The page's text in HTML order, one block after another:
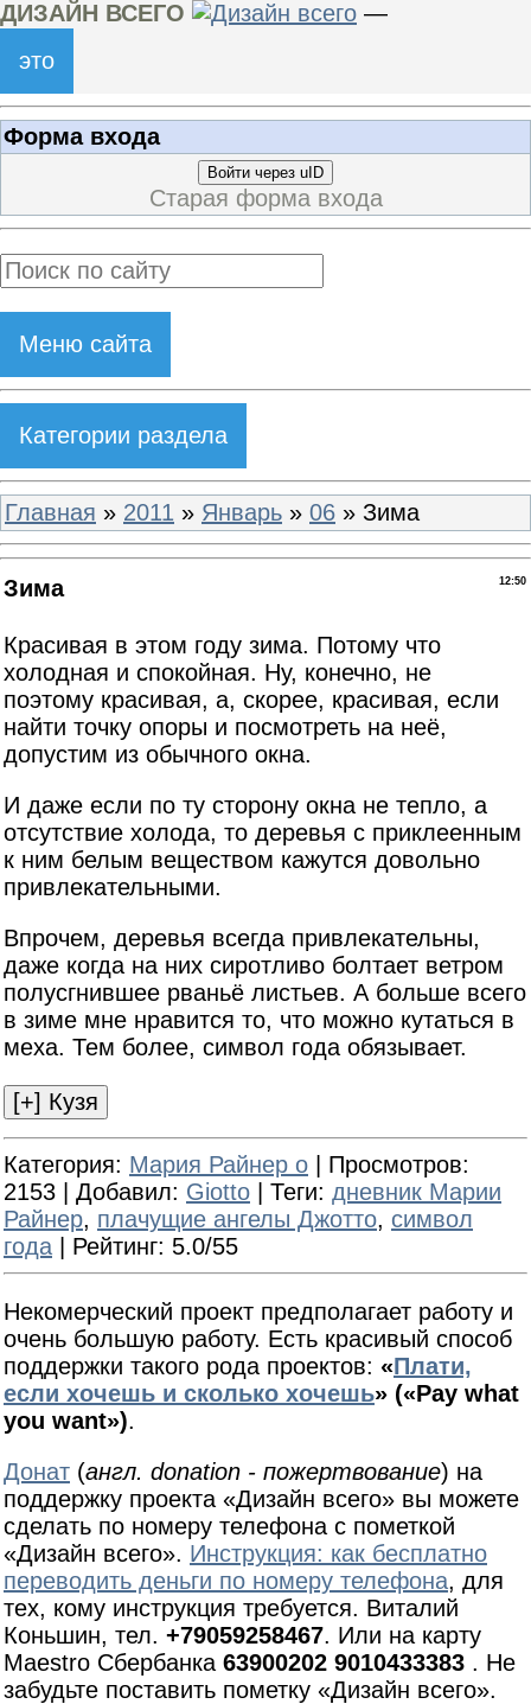
ДИЗАЙН ВСЕГО
—
это
Форма входа
Войти через uID
Старая форма входа
Меню сайта
Категории раздела
Главная » 2011 » Январь » 06 » Зима
12:50
Зима
Красивая в этом году зима. Потому что
холодная и спокойная. Ну, конечно, не
поэтому красивая, а, скорее, красивая, если
найти точку опоры и посмотреть на неё,
допустим из обычного окна.
И даже если по ту сторону окна не тепло, а
отсутствие холода, то деревья с приклеенным
к ним белым веществом кажутся довольно
привлекательными.
Впрочем, деревья всегда привлекательны,
даже когда на них сиротливо болтает ветром
полусгнившее рваньё листьев. А больше всего
в зиме мне нравится то, что можно кутаться в
меха. Тем более, символ года обязывает.
Категория: Мария Райнер о Просмотров:
2153 | Добавил: Giotto Теги: дневник Марии
Райнер, плачущие ангелы Джотто, символ
года
Рейтинг: 5.0/55
Некомерческий проект предполагает работу и
очень большую работу. Есть красивый способ
поддержки такого рода проектов: «Плати,
если хочешь и сколько хочешь» («Pay what
you want»).
Донат (англ. donation - пожертвование) на
поддержку проекта «Дизайн всего» вы можете
сделать по номеру телефона с пометкой
«Дизайн всего». Инструкция: как бесплатно
переводить деньги по номеру телефона, для
тех, кому инструкция требуется. Виталий
Коньшин, тел. +79059258467. Или на карту
Maestro Сбербанка 63900202 9010433383 . Не
забудьте поставить пометку «Дизайн всего».